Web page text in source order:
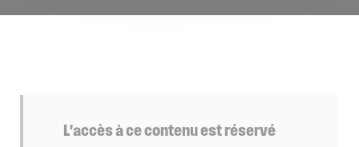
L'accès à ce contenu est réservé